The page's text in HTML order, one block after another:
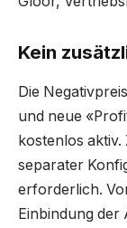
Kein
Die
und neue
kostenlos
separater
erforderlich.
Einbindung der